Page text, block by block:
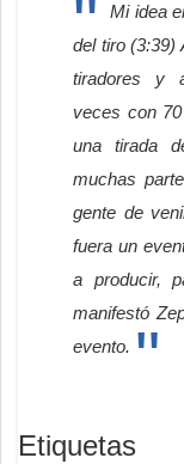
Mi idea
del tiro (3:39)
tiradores y
veces con
una tirada
muchas
gente de
fuera un
a producir,
manifestó
evento.
Etiquetas